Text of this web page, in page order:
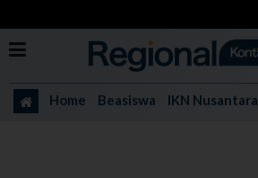
Home Beasiswa IKN Nusantara